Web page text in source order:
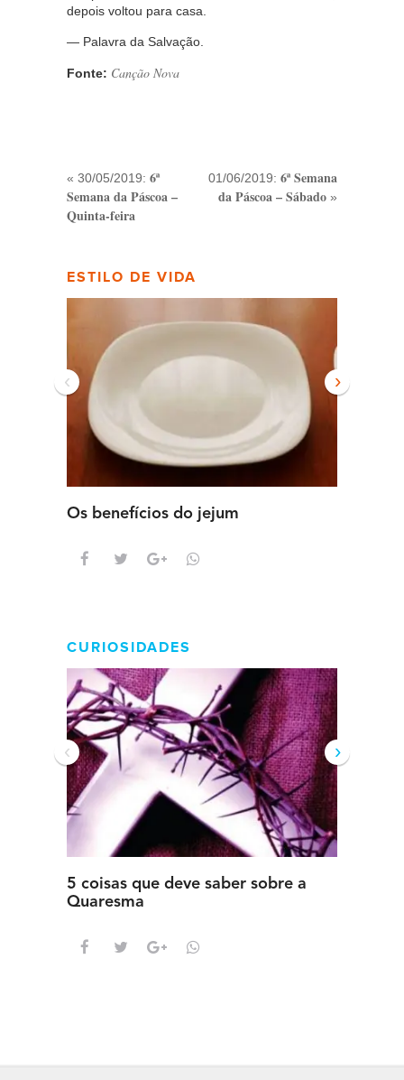
depois voltou para casa.
— Palavra da Salvação.
Fonte: Canção Nova
« 30/05/2019: 6ª
Semana da Páscoa –
Quinta-feira
01/06/2019: 6ª Semana
da Páscoa – Sábado »
ESTILO DE VIDA
Os benefícios do jejum
‹ ›
CURIOSIDADES
5 coisas que deve saber sobre a
Quaresma
‹ ›